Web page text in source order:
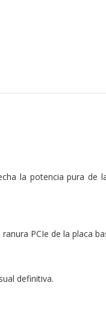
la potencia pura de
PCIe de la placa
definitiva.